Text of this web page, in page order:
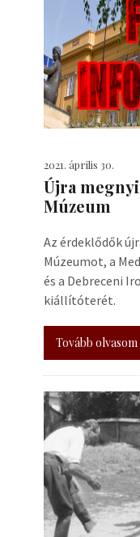
2021. április 30.
Újra
Múzeum
Az érdeklődők
Múzeumot, a
és a Debreceni
kiállítóterét.
Tovább olvasom